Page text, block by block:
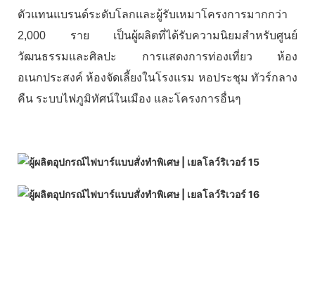
ตัวแทนแบรนด์ระดับโลกและผู้รับเหมาโครงการมากกว่า
2,000 ราย เป็นผู้ผลิตที่ได้รับความนิยมสำหรับศูนย์
วัฒนธรรมและศิลปะ การแสดงการท่องเที่ยว ห้อง
อเนกประสงค์ ห้องจัดเลี้ยงในโรงแรม หอประชุม ทัวร์กลาง
คืน ระบบไฟภูมิทัศน์ในเมือง และโครงการอื่นๆ